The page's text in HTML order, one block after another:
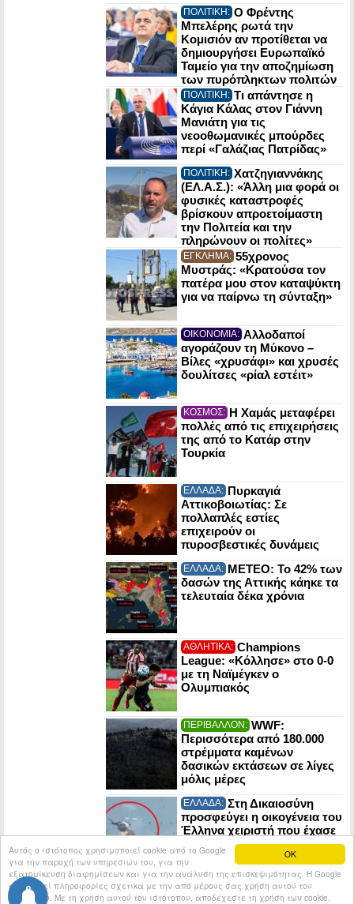
OK
Αυτός ο ιστότοπος χρησιμοποιεί cookie από το Google
για την παροχή των υπηρεσιών του, για την
εξατομίκευση διαφημίσεων και για την ανάλυση της επισκεψιμότητας. Η Google
κοινοποιεί πληροφορίες σχετικά με την από μέρους σας χρήση αυτού του
ιστότοπου. Με τη χρήση αυτού του ιστότοπου, αποδέχεστε τη χρήση των cookie.
ΠΟΛΙΤΙΚΗ: Ο Φρέντης
Μπελέρης ρωτά την
Κομισιόν αν προτίθεται να
δημιουργήσει Ευρωπαϊκό
Ταμείο για την αποζημίωση
των πυρόπληκτων πολιτών
ΠΟΛΙΤΙΚΗ: Τι απάντησε η
Κάγια Κάλας στον Γιάννη
Μανιάτη για τις
νεοοθωμανικές μπούρδες
περί «Γαλάζιας Πατρίδας»
ΠΟΛΙΤΙΚΗ: Χατζηγιαννάκης
(ΕΛ.Α.Σ.): «Άλλη μια φορά οι
φυσικές καταστροφές
βρίσκουν απροετοίμαστη
την Πολιτεία και την
πληρώνουν οι πολίτες»
ΕΓΚΛΗΜΑ: 55χρονος
Μυστράς: «Κρατούσα τον
πατέρα μου στον καταψύκτη
για να παίρνω τη σύνταξη»
ΟΙΚΟΝΟΜΙΑ: Αλλοδαποί
αγοράζουν τη Μύκονο –
Βίλες «χρυσάφι» και χρυσές
δουλίτσες «ρίαλ εστέιτ»
ΚΟΣΜΟΣ: Η Χαμάς μεταφέρει
πολλές από τις επιχειρήσεις
της από το Κατάρ στην
Τουρκία
ΕΛΛΑΔΑ: Πυρκαγιά
Αττικοβοιωτίας: Σε
πολλαπλές εστίες
επιχειρούν οι
πυροσβεστικές δυνάμεις
ΕΛΛΑΔΑ: ΜΕΤΕΟ: Το 42% των
δασών της Αττικής κάηκε τα
τελευταία δέκα χρόνια
ΑΘΛΗΤΙΚΑ: Champions
League: «Κόλλησε» στο 0-0
με τη Ναϊμέγκεν ο
Ολυμπιακός
ΠΕΡΙΒΑΛΛΟΝ: WWF:
Περισσότερα από 180.000
στρέμματα καμένων
δασικών εκτάσεων σε λίγες
μόλις μέρες
ΕΛΛΑΔΑ: Στη Δικαιοσύνη
προσφεύγει η οικογένεια του
Έλληνα χειριστή που έχασε
τη ζωή του στη σύγκρουση
ελικοπτέρων στην Ψάθα
© 2026 Tribune.gr All rights reserved.
Entries RSS